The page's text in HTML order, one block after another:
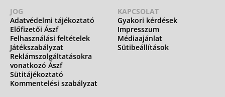
JOG
Adatvédelmi tájékoztató
Előfizetői Ászf
Felhasználási feltételek
Játékszabályzat
Reklámszolgáltatásokra
vonatkozó Ászf
Sütitájékoztató
Kommentelési szabályzat
KAPCSOLAT
Gyakori kérdések
Impresszum
Médiaajánlat
Sütibeállítások